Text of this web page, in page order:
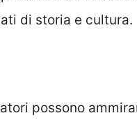
di storia e cultura.
possono